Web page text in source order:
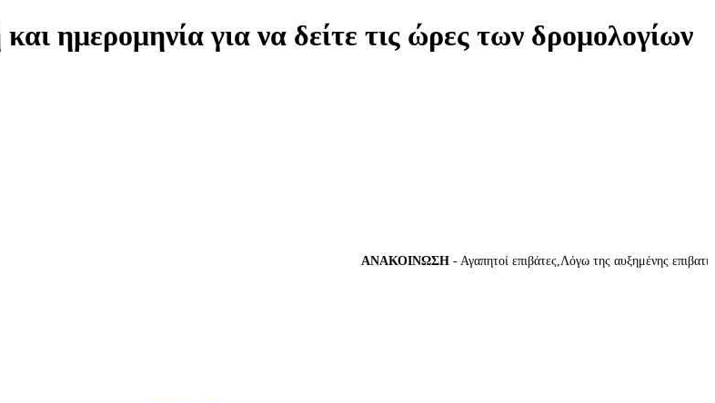
ημερομηνία για να δείτε τις ώρες των δρομολογίων
ΑΝΑΚΟΙΝΩΣΗ- Αγαπητοί επιβάτες,Λόγω της αυξημένης επιβατικής